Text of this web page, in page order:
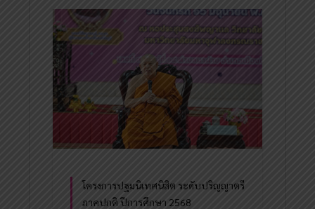
โครงการปฐมนิเทศนิสิต ระดับปริญญาตรี
ภาคปกติ ปีการศึกษา 2568